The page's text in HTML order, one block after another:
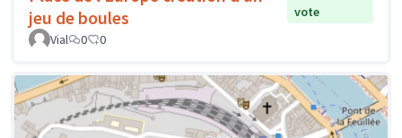
jeu de boules
vote
Vial
0 0